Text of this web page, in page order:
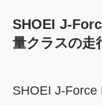
SHOEI J-
量クラスの走
SHOEI J-Force